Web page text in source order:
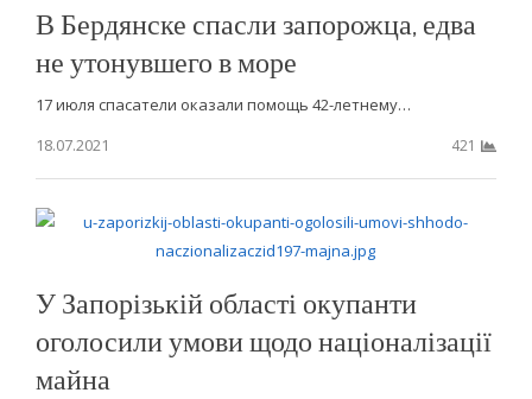
В Бердянске спасли запорожца, едва
не утонувшего в море
17 июля спасатели оказали помощь 42-летнему…
18.07.2021
421
У Запорізькій області окупанти
оголосили умови щодо націоналізації
майна